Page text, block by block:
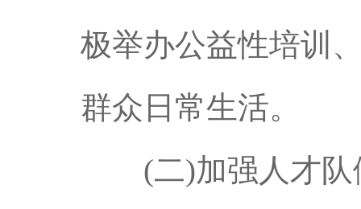
极举办公益性培训
群众日常生活。
(二)加强人才队